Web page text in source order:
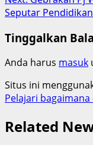
Seputar
Tinggalkan
Anda harus masuk
Situs ini
Pelajari
Related